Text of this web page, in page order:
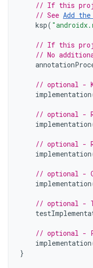
// If this
// See Add
ksp(
// If this
// No
// optional -
implementation
// optional -
implementation
// optional -
implementation
// optional -
implementation
// optional -
// optional -
implementation
}